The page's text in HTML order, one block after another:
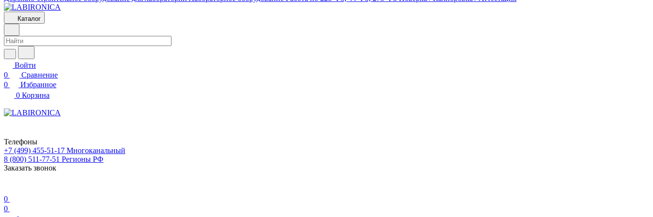
Каталог
Войти
0
Сравнение
0
Избранное
0 Корзина
Телефоны
+7 (499) 455-51-17 Многоканальный
8 (800) 511-77-51 Регионы РФ
Заказать звонок
0
0